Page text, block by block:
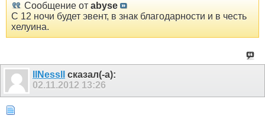
Сообщение от abyse
С 12 ночи будет эвент, в знак благодарности и в честь
хелуина.
llNessll
сказал(-а):
02.11.2012 13:26